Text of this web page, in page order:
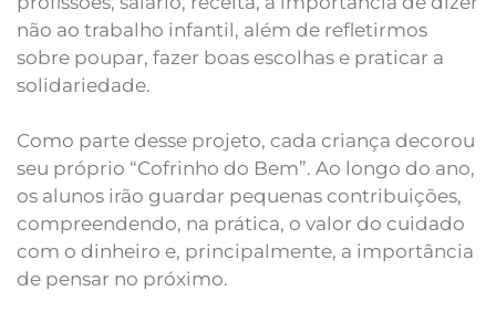
não ao trabalho infantil, além de refletirmos
sobre poupar, fazer boas escolhas e praticar a
solidariedade.
Como parte desse projeto, cada criança decorou
seu próprio “Cofrinho do Bem”. Ao longo do ano,
os alunos irão guardar pequenas contribuições,
compreendendo, na prática, o valor do cuidado
com o dinheiro e, principalmente, a importância
de pensar no próximo.